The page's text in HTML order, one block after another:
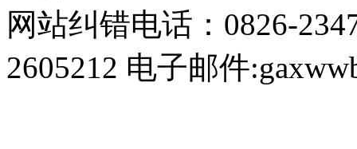
网站纠错电话：0826-
2605212 电子邮件